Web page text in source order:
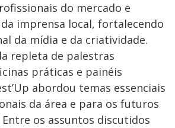
do mercado e
imprensa local, fortalecendo
da mídia e da criatividade.
repleta de palestras
práticas e painéis
abordou temas essenciais
da área e para os futuros
os assuntos discutidos